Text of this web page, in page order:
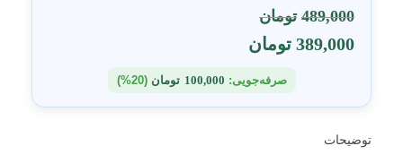
489,000 تومان
389,000 تومان
صرفه‌جویی: 100,000 تومان (20%)
توضیحات